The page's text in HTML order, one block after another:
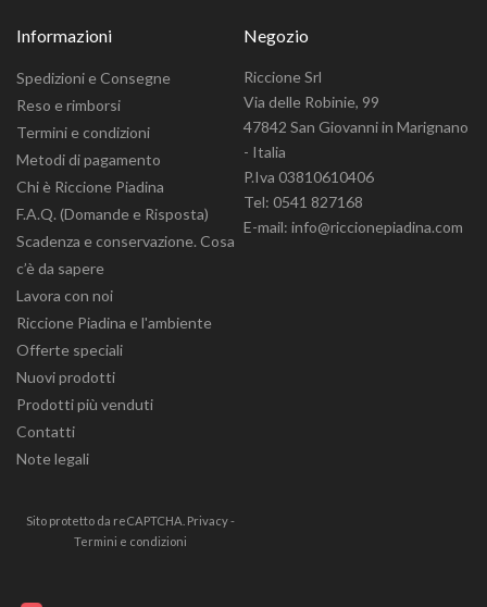
Informazioni
Spedizioni e Consegne
Reso e rimborsi
Termini e condizioni
Metodi di pagamento
Chi è Riccione Piadina
F.A.Q. (Domande e Risposta)
Scadenza e conservazione. Cosa
c’è da sapere
Lavora con noi
Riccione Piadina e l'ambiente
Offerte speciali
Nuovi prodotti
Prodotti più venduti
Contatti
Note legali
Negozio
Riccione Srl
Via delle Robinie, 99
47842 San Giovanni in Marignano
- Italia
P.Iva 03810610406
Tel: 0541 827168
E-mail: info@riccionepiadina.com
Sito protetto da reCAPTCHA. Privacy-
Termini e condizioni